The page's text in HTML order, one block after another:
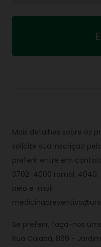
Mais detalhes sobre os
solicite sua inscrição
preferir entre em
3702-4000 ramal: 4040,
pelo e-mail
Se preferir, faça-nos
Rua Cuiabá, 869 -